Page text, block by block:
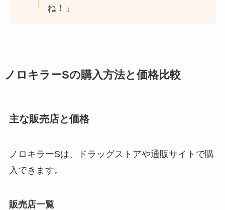
ね！」
ノロキラーSの購入方法と価格比較
主な販売店と価格
ノロキラーSは、ドラッグストアや通販サイトで購
入できます。
販売店一覧